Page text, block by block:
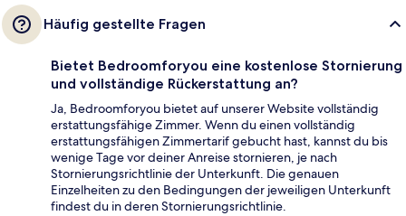
Häufig gestellte Fragen
Bietet Bedroomforyou eine kostenlose Stornierung
und vollständige Rückerstattung an?
Ja, Bedroomforyou bietet auf unserer Website vollständig
erstattungsfähige Zimmer. Wenn du einen vollständig
erstattungsfähigen Zimmertarif gebucht hast, kannst du bis
wenige Tage vor deiner Anreise stornieren, je nach
Stornierungsrichtlinie der Unterkunft. Die genauen
Einzelheiten zu den Bedingungen der jeweiligen Unterkunft
findest du in deren Stornierungsrichtlinie.